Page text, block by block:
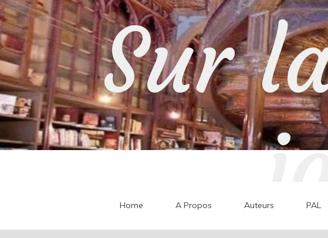
Skip
to
content
Sur
Home A Propos Auteurs PAL